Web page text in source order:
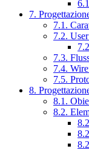
7.
7.1.
7.2.
7.3.
7.4.
7.5.
8.
8.1.
8.2.